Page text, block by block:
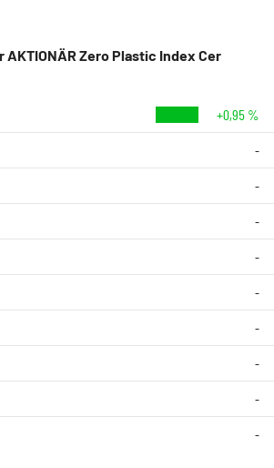
Zero Plastic Index Cer
+0,95 %
-
-
-
-
-
-
-
-
-